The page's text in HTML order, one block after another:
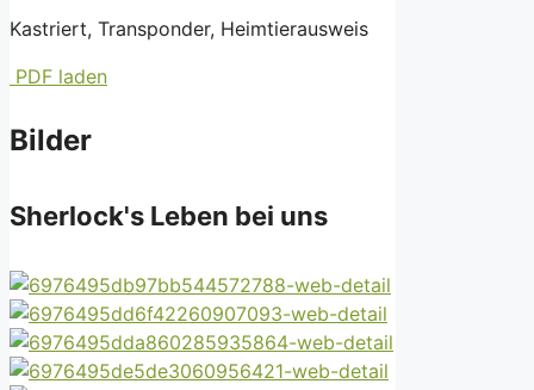
Kastriert, Transponder, Heimtierausweis
PDF laden
Bilder
Sherlock's Leben bei uns